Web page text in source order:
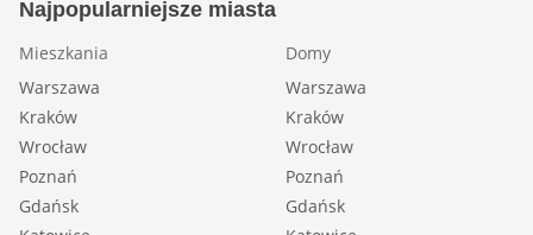
Najpopularniejsze miasta
Mieszkania
Warszawa
Kraków
Wrocław
Poznań
Gdańsk
Domy
Warszawa
Kraków
Wrocław
Poznań
Gdańsk